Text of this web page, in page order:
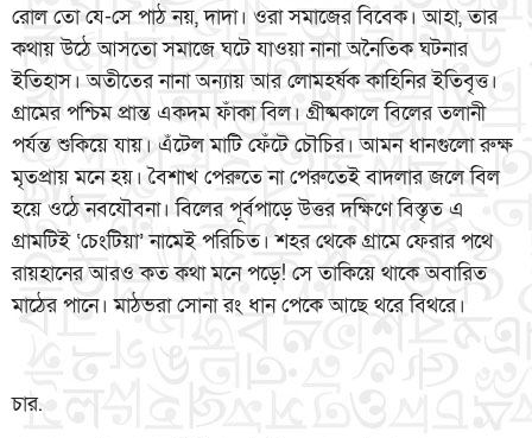
রোল তো যে-সে পাঠ নয়, দাদা। ওরা সমাজের বিবেক। আহা, তার
কথায় উঠে আসতো সমাজে ঘটে যাওয়া নানা অনৈতিক ঘটনার
ইতিহাস। অতীতের নানা অন্যায় আর লোমহর্ষক কাহিনির ইতিবৃত্ত।
গ্রামের পশ্চিম প্রান্ত একদম ফাঁকা বিল। গ্রীষ্মকালে বিলের তলানী
পর্যন্ত শুকিয়ে যায়। এঁটেল মাটি ফেঁটে চৌচির। আমন ধানগুলো রুক্ষ
মৃতপ্রায় মনে হয়। বৈশাখ পেরুতে না পেরুতেই বাদলার জলে বিল
হয়ে ওঠে নবযৌবনা। বিলের পূর্বপাড়ে উত্তর দক্ষিণে বিস্তৃত এ
গ্রামটিই ‘চেংটিয়া’ নামেই পরিচিত। শহর থেকে গ্রামে ফেরার পথে
রায়হানের আরও কত কথা মনে পড়ে! সে তাকিয়ে থাকে অবারিত
মাঠের পানে। মাঠভরা সোনা রং ধান পেকে আছে থরে বিথরে।
চার.